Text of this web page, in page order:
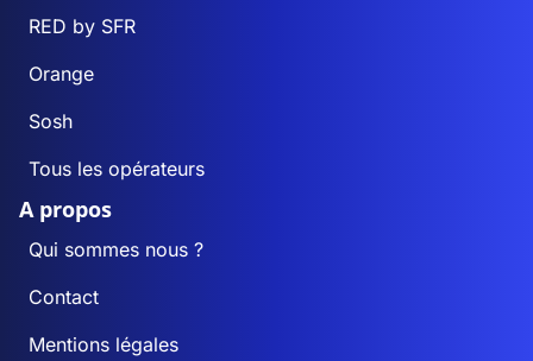
RED by SFR
Orange
Sosh
Tous les opérateurs
A propos
Qui sommes nous ?
Contact
Mentions légales